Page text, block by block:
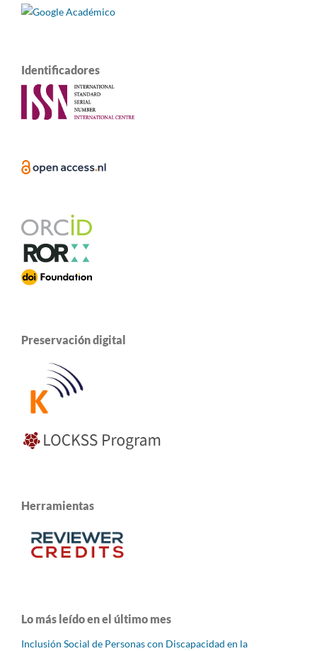
Identificadores
Preservación digital
Herramientas
Lo más leído en el último mes
Inclusión Social de Personas con Discapacidad en la